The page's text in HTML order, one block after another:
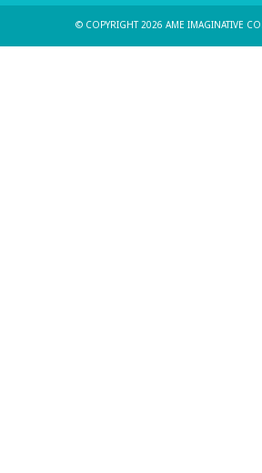
© COPYRIGHT 2026 AME IMAGINATIVE